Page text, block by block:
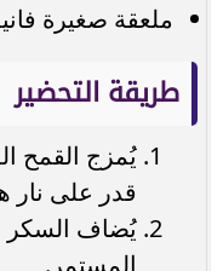
ملعقة صغيرة
طريقة التحضير
يُمزج القمح
قدر على نار
يُضاف السكر
المستمر.